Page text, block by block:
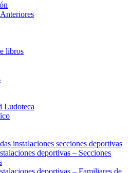
libros
Ludoteca
instalaciones secciones deportivas
deportivas – Secciones
deportivas – Familiares de